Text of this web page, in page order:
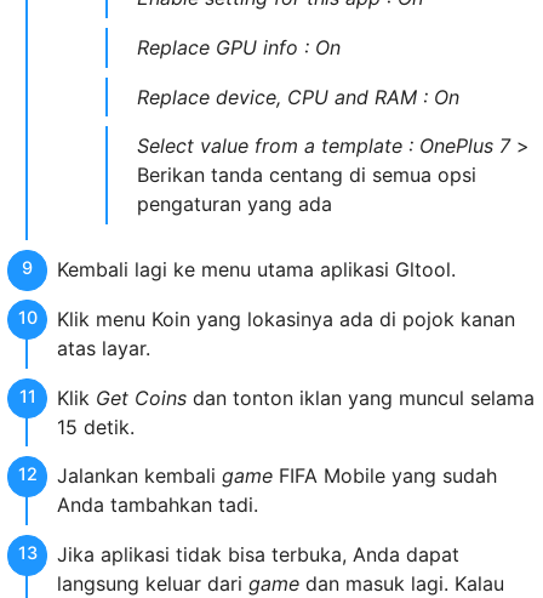
Replace GPU info : On
Replace device, CPU and RAM : On
Select value from a template : OnePlus 7>
Berikan tanda centang di semua opsi
pengaturan yang ada
Kembali lagi ke menu utama aplikasi Gltool.
Klik menu Koin yang lokasinya ada di pojok kanan
atas layar.
Klik Get Coinsdan tonton iklan yang muncul selama
15 detik.
Jalankan kembali gameFIFA Mobile yang sudah
Anda tambahkan tadi.
Jika aplikasi tidak bisa terbuka, Anda dapat
langsung keluar dari gamedan masuk lagi. Kalau